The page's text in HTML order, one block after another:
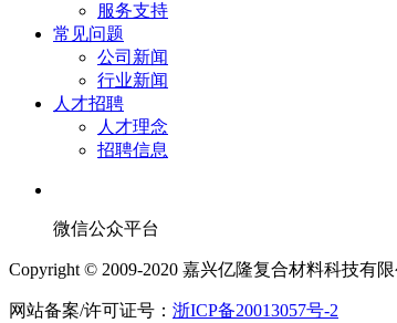
服务支持
常见问题
公司新闻
行业新闻
人才招聘
人才理念
招聘信息
微信公众平台
Copyright © 2009-2020 嘉兴亿隆复合材料科技有限
网站备案/许可证号： 浙ICP备20013057号-2